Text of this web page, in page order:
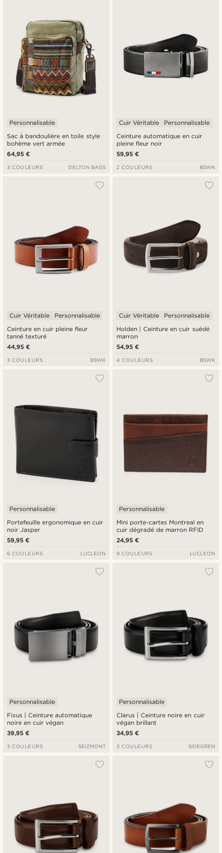
Sac à bandoulière en toile style
bohème vert armée
Personnalisable
64,95 €
3 COULEURS DELTON BAGS
Ceinture automatique en cuir
pleine fleur noir
Cuir Véritable Personnalisable
59,95 €
2 COULEURS BSWK
Ceinture en cuir pleine fleur
tanné texturé
Cuir Véritable Personnalisable
44,95 €
3 COULEURS BSWK
Holden | Ceinture en cuir suédé
marron
Cuir Véritable Personnalisable
54,95 €
4 COULEURS BSWK
Portefeuille ergonomique en cuir
noir Jasper
Personnalisable
59,95 €
6 COULEURS LUCLEON
Mini porte-cartes Montreal en
cuir dégradé de marron RFID
Personnalisable
24,95 €
9 COULEURS LUCLEON
Fixus | Ceinture automatique
noire en cuir végan
Personnalisable
39,95 €
3 COULEURS SEIZMONT
Clarus | Ceinture noire en cuir
végan brillant
Personnalisable
34,95 €
3 COULEURS SIDEGREN